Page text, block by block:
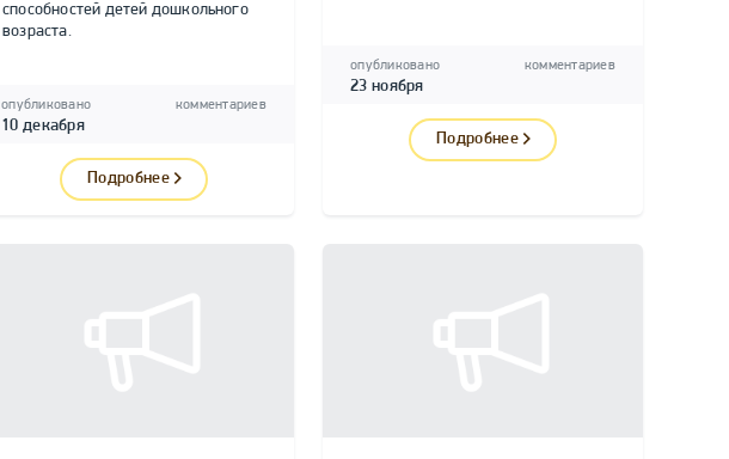
способностей детей дошкольного
возраста.
опубликовано
10 декабря
комментариев
Подробнее
опубликовано
23 ноября
комментариев
Подробнее